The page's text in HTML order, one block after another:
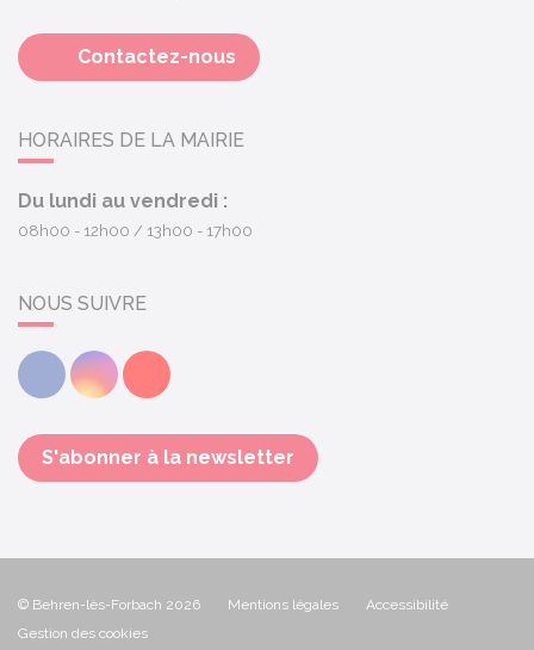
Contactez-nous
HORAIRES DE LA MAIRIE
Du lundi au vendredi :
08h00 - 12h00 13h00 - 17h00
NOUS SUIVRE
FacebookInstagramYoutube
S'abonner à la newsletter
© Behren-lès-Forbach 2026 Mentions légales
Accessibilité
Gestion des cookies